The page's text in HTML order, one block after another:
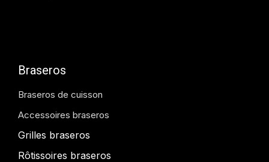
Braseros
Braseros de cuisson
Accessoires braseros
Grilles braseros
Rôtissoires braseros